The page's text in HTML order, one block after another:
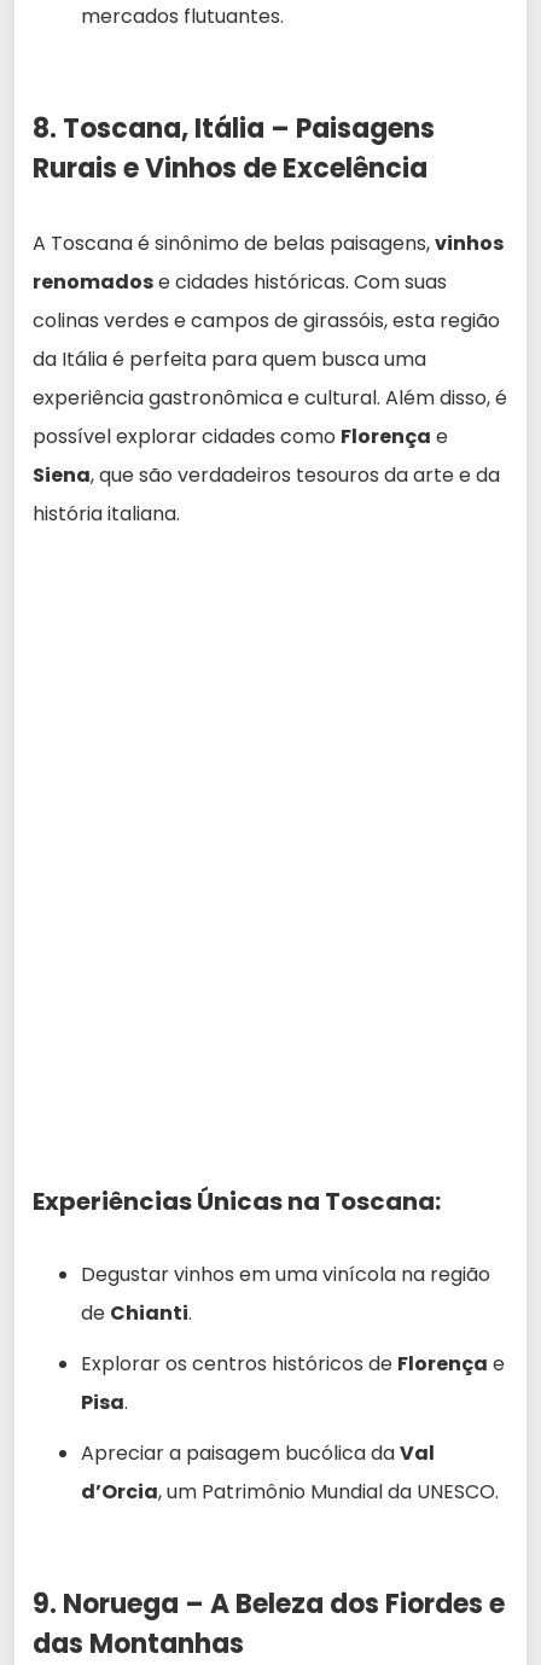
mercados flutuantes.
8. Toscana, Itália – Paisagens
Rurais e Vinhos de Excelência
A Toscana é sinônimo de belas paisagens,vinhos
renomadose cidades históricas. Com suas
colinas verdes e campos de girassóis, esta região
da Itália é perfeita para quem busca uma
experiência gastronômica e cultural. Além disso, é
possível explorar cidades como Florença e
Siena, que são verdadeiros tesouros da arte e da
história italiana.
Experiências Únicas na Toscana:
Degustar vinhos em uma vinícola na região
de Chianti.
Explorar os centros históricos de Florença e
Pisa.
Apreciar a paisagem bucólica daVal
d’Orcia, um Patrimônio Mundial da UNESCO.
9. Noruega – A Beleza dos Fiordes e
das Montanhas